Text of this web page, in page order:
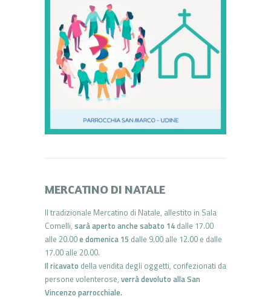
MERCATINO DI NATALE
Il tradizionale Mercatino di Natale, allestito in Sala
Comelli, sarà aperto anche sabato 14 dalle 17.00
alle 20.00e domenica 15 dalle 9.00 alle 12.00 e dalle
17.00 alle 20.00.
Il ricavato della vendita degli oggetti, confezionati da
persone volenterose, verrà devoluto alla San
Vincenzo parrocchiale.